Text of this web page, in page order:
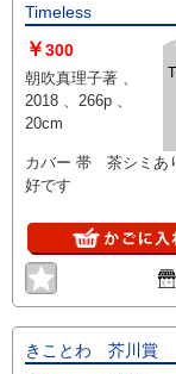
Timeless
￥300
朝吹真理子著 、
2018 、266p 、
20cm
カバー 帯 茶シミあ
好です
きことわ 芥川賞